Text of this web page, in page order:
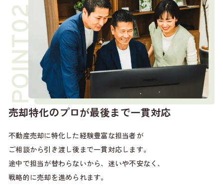
売却特化のプロが最後まで一貫対応
不動産売却に特化した経験豊富な担当者が
ご相談から引き渡し後まで一貫対応します。
途中で担当が替わらないから、迷いや不安なく、
戦略的に売却を進められます。